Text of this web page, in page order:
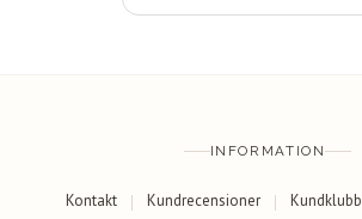
INFORMATION
Kontakt Kundrecensioner Kundklubb